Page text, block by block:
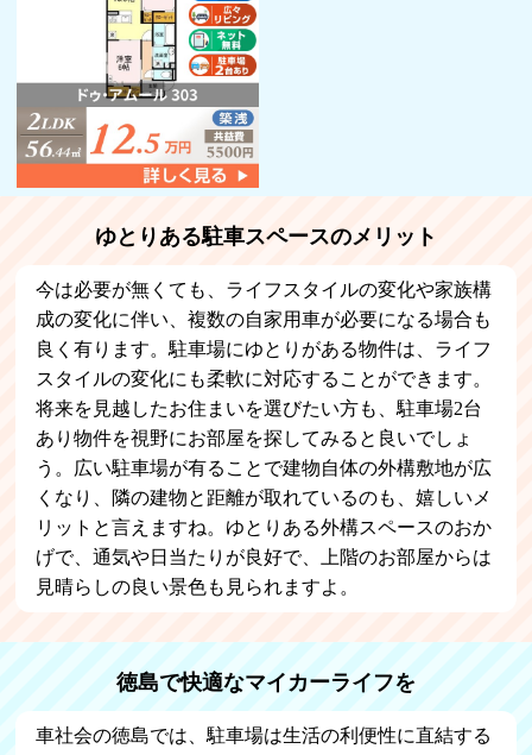
ゆとりある駐車スペースのメリット
今は必要が無くても、ライフスタイルの変化や家族構
成の変化に伴い、複数の自家用車が必要になる場合も
良く有ります。駐車場にゆとりがある物件は、ライフ
スタイルの変化にも柔軟に対応することができます。
将来を見越したお住まいを選びたい方も、駐車場2台
あり物件を視野にお部屋を探してみると良いでしょ
う。広い駐車場が有ることで建物自体の外構敷地が広
くなり、隣の建物と距離が取れているのも、嬉しいメ
リットと言えますね。ゆとりある外構スペースのおか
げで、通気や日当たりが良好で、上階のお部屋からは
見晴らしの良い景色も見られますよ。
徳島で快適なマイカーライフを
車社会の徳島では、駐車場は生活の利便性に直結する